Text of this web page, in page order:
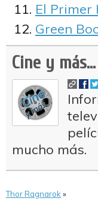
El Primer
Green
Cine y más...
mucho más.
Thor Ragnarok »